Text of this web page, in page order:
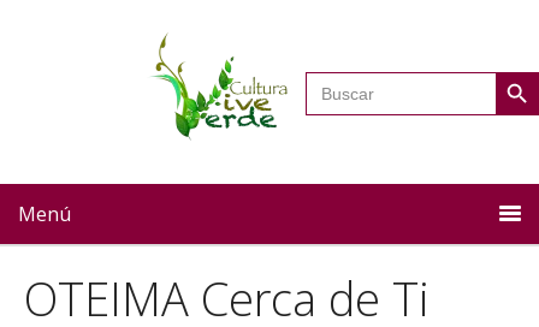
Buscar: Botón
Menú
OTEIMA Cerca de Ti